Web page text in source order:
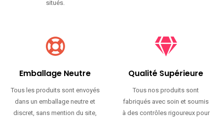
situés.
Emballage Neutre
Tous les produits sont envoyés
dans un emballage neutre et
discret, sans mention du site,
Qualité Supérieure
Tous nos produits sont
fabriqués avec soin et soumis
à des contrôles rigoureux pour